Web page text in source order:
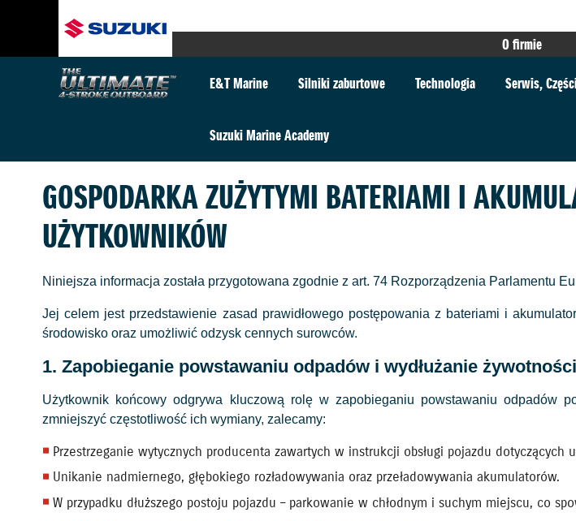
O firmie
E&T Marine Silniki zaburtowe Technologia Serwis,
Suzuki Marine Academy
GOSPODARKA ZUŻYTYMI BATERIAMI I
UŻYTKOWNIKÓW
Niniejsza informacja została przygotowana zgodnie z art. 74 Rozporządzenia Parlamentu
Jej celem jest przedstawienie zasad prawidłowego postępowania z bateriami i
środowisko oraz umożliwić odzysk cennych surowców.
1. Zapobieganie powstawaniu odpadów i wydłużanie żywotności
Użytkownik końcowy odgrywa kluczową rolę w zapobieganiu powstawaniu odpadów
zmniejszyć częstotliwość ich wymiany, zalecamy:
Przestrzeganie wytycznych producenta zawartych w instrukcji obsługi pojazdu dotyczących
Unikanie nadmiernego, głębokiego rozładowywania oraz przeładowywania akumulatorów.
W przypadku dłuższego postoju pojazdu – parkowanie w chłodnym i suchym miejscu, co